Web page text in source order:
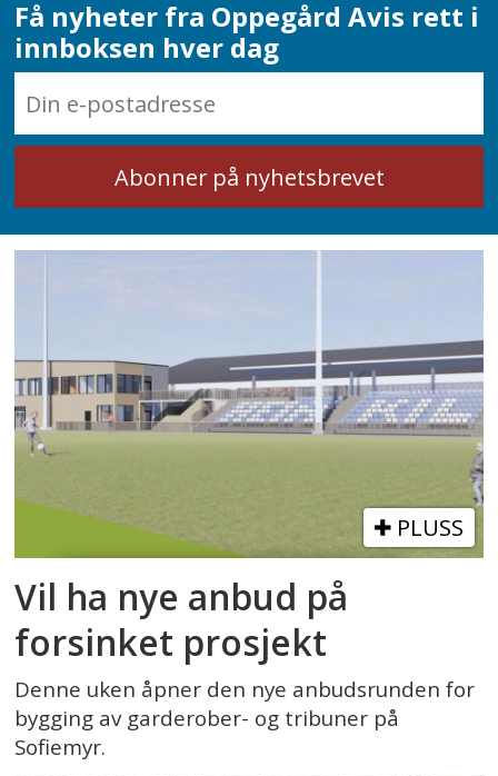
Få nyheter fra Oppegård Avis rett i
innboksen hver dag
PLUSS
Vil ha nye anbud på
forsinket prosjekt
Denne uken åpner den nye anbudsrunden for
bygging av garderober- og tribuner på
Sofiemyr.